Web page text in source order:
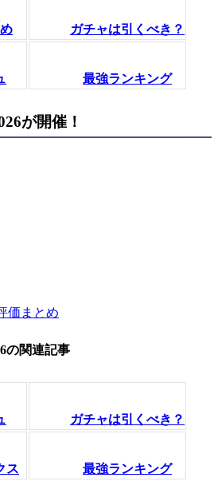
ガチャは引くべき？
最強ランキング
が開催！
価まとめ
の関連記事
ガチャは引くべき？
ス 最強ランキング